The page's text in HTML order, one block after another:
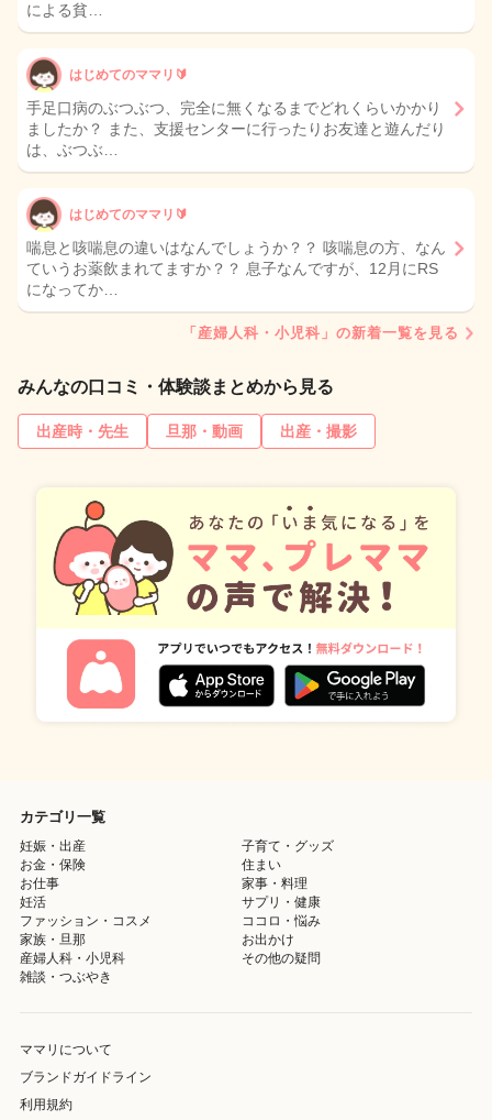
による貧…
はじめてのママリ🔰
手足口病のぶつぶつ、完全に無くなるまでどれくらいかかり
ましたか？ また、支援センターに行ったりお友達と遊んだり
は、ぶつぶ…
はじめてのママリ🔰
喘息と咳喘息の違いはなんでしょうか？？ 咳喘息の方、なん
ていうお薬飲まれてますか？？ 息子なんですが、12月にRS
になってか…
「産婦人科・小児科」の新着一覧を見る
みんなの口コミ・体験談まとめから見る
出産時・先生 旦那・動画 出産・撮影
カテゴリ一覧
妊娠・出産
子育て・グッズ
お金・保険
住まい
お仕事
家事・料理
妊活
サプリ・健康
ファッション・コスメ
ココロ・悩み
家族・旦那
お出かけ
産婦人科・小児科
その他の疑問
雑談・つぶやき
ママリについて
ブランドガイドライン
利用規約